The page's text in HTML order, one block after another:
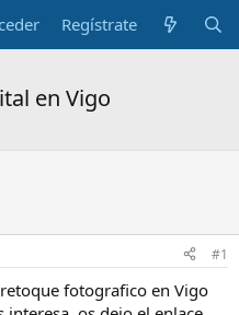
Regístrate
en Vigo
#1
fotografico en Vigo